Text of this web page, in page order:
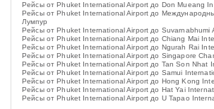
Рейсы от Phuket International Airport до Don Mueang
Рейсы от Phuket International Airport до
Лумпур
Рейсы от Phuket International Airport до Suvarnabhumi
Рейсы от Phuket International Airport до Chiang Mai
Рейсы от Phuket International Airport до Ngurah Rai
Рейсы от Phuket International Airport до Singapore
Рейсы от Phuket International Airport до Tan Son Nhat
Рейсы от Phuket International Airport до Samui
Рейсы от Phuket International Airport до Hong Kong
Рейсы от Phuket International Airport до Hat Yai
Рейсы от Phuket International Airport до U Tapao